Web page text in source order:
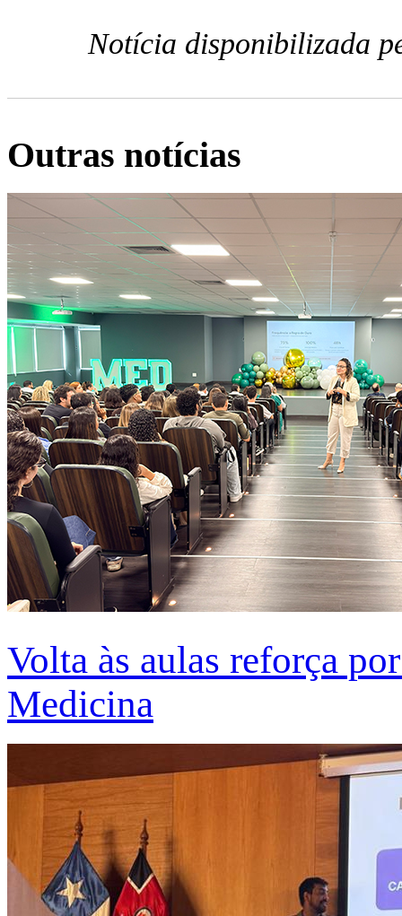
Notícia disponibilizada
Outras notícias
Volta às aulas reforça
Medicina